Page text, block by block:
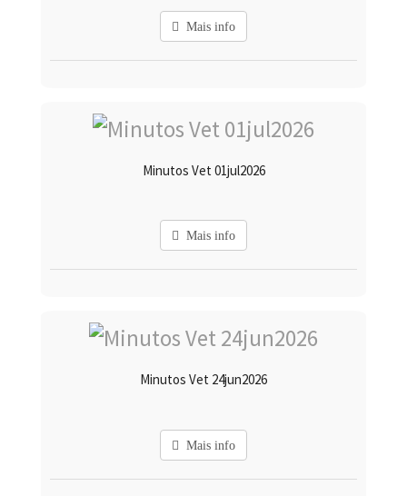
Mais info
Minutos Vet 01jul2026
Mais info
Minutos Vet 24jun2026
Mais info